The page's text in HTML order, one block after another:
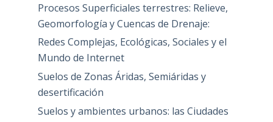
Procesos Superficiales terrestres: Relieve,
Geomorfología y Cuencas de Drenaje:
Redes Complejas, Ecológicas, Sociales y el
Mundo de Internet
Suelos de Zonas Áridas, Semiáridas y
desertificación
Suelos y ambientes urbanos: las Ciudades